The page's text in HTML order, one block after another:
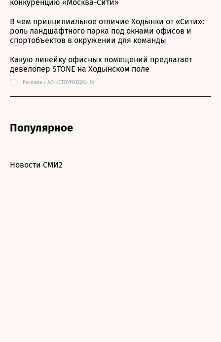
конкуренцию «Москва-Сити»
В чем принципиальное отличие Ходынки от «Сити»:
роль ландшафтного парка под окнами офисов и
спортобъектов в окружении для команды
Какую линейку офисных помещений предлагает
девелопер STONE на Ходынском поле
i Реклама / АО «СТОУНХЕДЖ» 16+
Популярное
Новости СМИ2